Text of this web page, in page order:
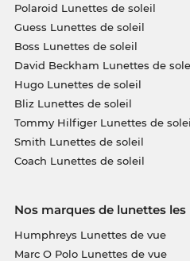
Polaroid Lunettes de soleil
Guess Lunettes de soleil
Boss Lunettes de soleil
David Beckham Lunettes de
Hugo Lunettes de soleil
Bliz Lunettes de soleil
Tommy Hilfiger Lunettes de
Smith Lunettes de soleil
Coach Lunettes de soleil
Nos marques de lunettes
Humphreys Lunettes de vue
Marc O Polo Lunettes de vue